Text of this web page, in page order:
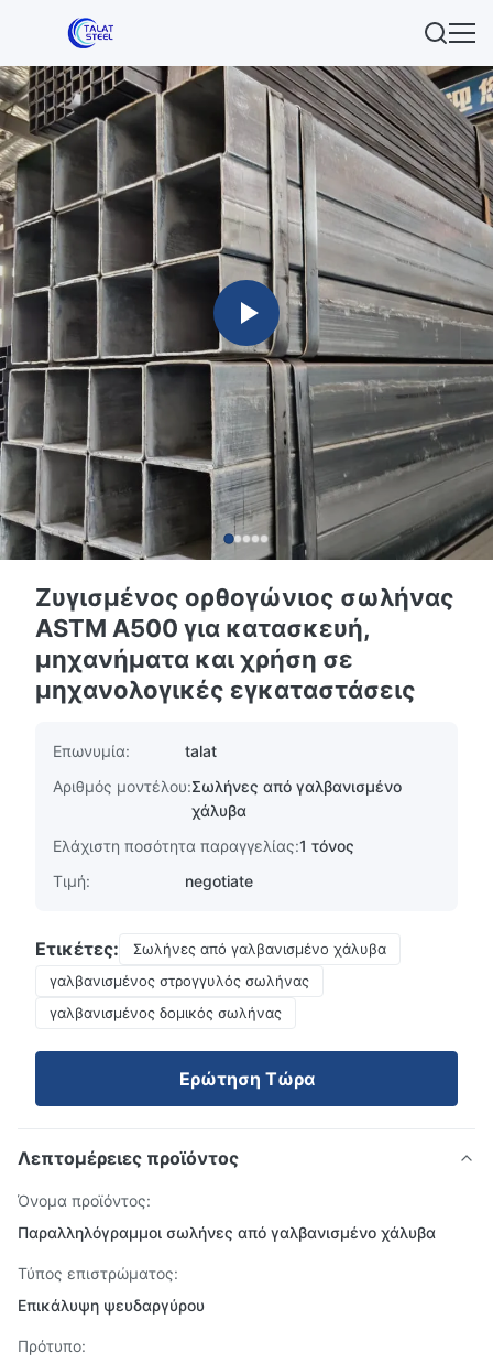
Ζυγισμένος ορθογώνιος σωλήνας
ASTM A500 για κατασκευή,
μηχανήματα και χρήση σε
μηχανολογικές εγκαταστάσεις
Επωνυμία:
talat
Αριθμός μοντέλου:Σωλήνες από γαλβανισμένο
χάλυβα
Ελάχιστη ποσότητα παραγγελίας:1 τόνος
Τιμή:
negotiate
Ετικέτες:
Σωλήνες από γαλβανισμένο χάλυβα
γαλβανισμένος στρογγυλός σωλήνας
γαλβανισμένος δομικός σωλήνας
Ερώτηση Τώρα
Λεπτομέρειες προϊόντος
Όνομα προϊόντος:
Παραλληλόγραμμοι σωλήνες από γαλβανισμένο χάλυβα
Τύπος επιστρώματος:
Επικάλυψη ψευδαργύρου
Πρότυπο: